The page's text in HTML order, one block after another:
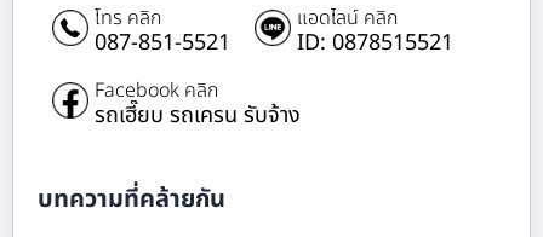
โทร คลิก
087-851-5521
แอดไลน์ คลิก
ID: 0878515521
Facebook คลิก
รถเฮี๊ยบ รถเครน รับจ้าง
บทความที่คล้ายกัน